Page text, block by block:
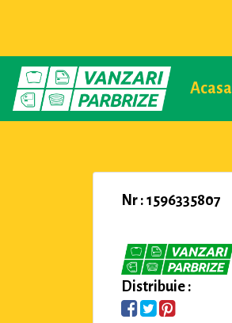
Acasa
Nr : 1596335807
Distribuie :